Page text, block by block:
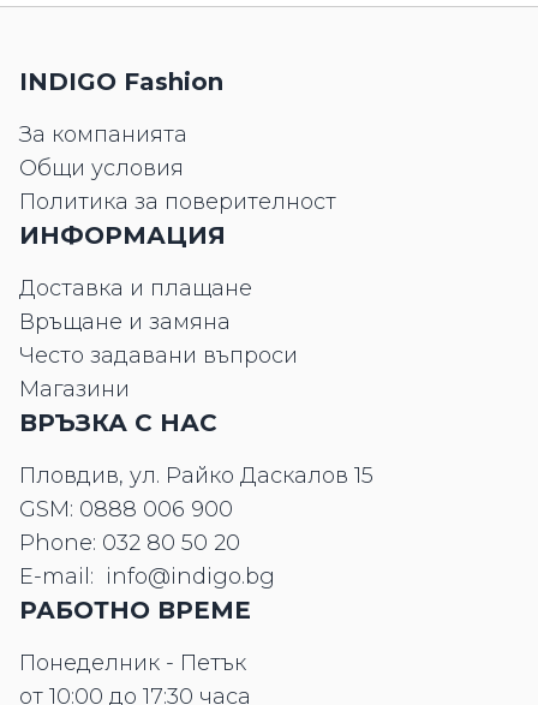
INDIGO Fashion
За компанията
Общи условия
Политика за поверителност
ИНФОРМАЦИЯ
Доставка и плащане
Връщане и замяна
Често задавани въпроси
Магазини
ВРЪЗКА С НАС
Пловдив, ул. Райко Даскалов 15
GSM: 0888 006 900
Phone: 032 80 50 20
E-mail: info@indigo.bg
РАБОТНО ВРЕМЕ
Понеделник - Петък
от 10:00 до 17:30 часа